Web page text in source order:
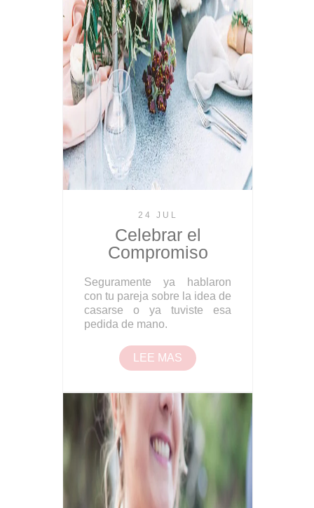
24 JUL
Celebrar el
Compromiso
Seguramente ya hablaron
con tu pareja sobre la idea de
casarse o ya tuviste esa
pedida de mano.
LEE MAS